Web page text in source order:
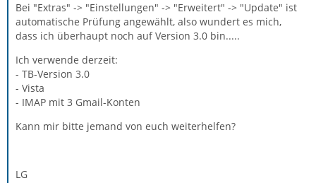
Bei "Extras" -> "Einstellungen" -> "Erweitert" -> "Update" ist
automatische Prüfung angewählt, also wundert es mich,
dass ich überhaupt noch auf Version 3.0 bin.....
Ich verwende derzeit:
- TB-Version 3.0
- Vista
- IMAP mit 3 Gmail-Konten
Kann mir bitte jemand von euch weiterhelfen?
LG